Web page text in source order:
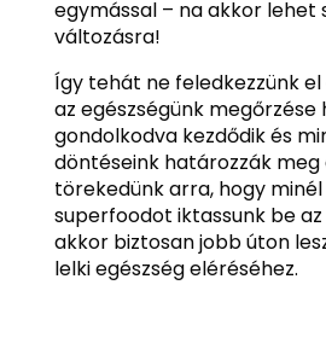
egymással – na akkor lehet
változásra!
Így tehát ne feledkezzünk
az egészségünk megőrzése
gondolkodva kezdődik és
döntéseink határozzák meg
törekedünk arra, hogy
superfoodot iktassunk be
akkor biztosan jobb úton
lelki egészség eléréséhez.